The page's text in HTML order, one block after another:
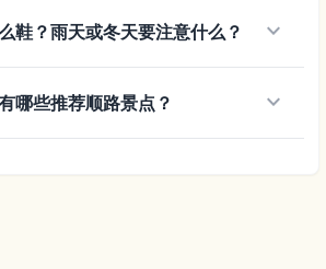
鞋？雨天或冬天要注意什么？ keyboard_arrow_down
哪些推荐顺路景点？ keyboard_arrow_down